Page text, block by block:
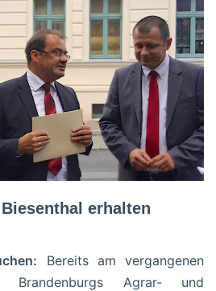
erhalten
Bereits am vergangenen
Brandenburgs Agrar- und